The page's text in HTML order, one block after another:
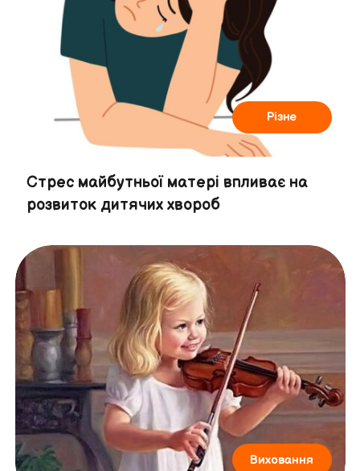
Різне
Стрес майбутньої матері впливає на
розвиток дитячих хвороб
Виховання